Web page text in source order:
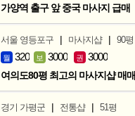
가양역 출구 앞 중국 마사지 급매
서울 영등포구 | 마사지샵 | 90평
월 320 보 3000 권 3000
여의도80평 최고의 마사지샵 매매
경기 가평군 | 전통샵 | 51평